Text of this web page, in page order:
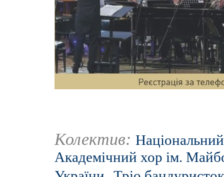
Колектив:
Академічний хор ім.